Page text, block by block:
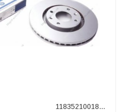
11835210018PD